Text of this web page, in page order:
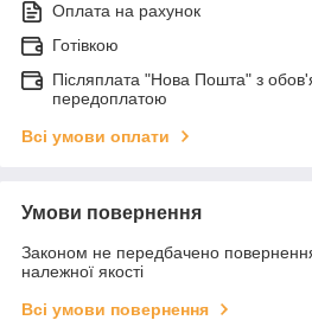
Оплата на рахунок
Готівкою
Післяплата "Нова Пошта" з
передоплатою
Всі умови оплати
Умови повернення
Законом не передбачено
належної якості
Всі умови повернення